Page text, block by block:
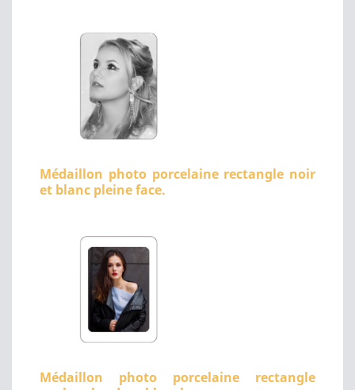
Médaillon photo porcelaine rectangle noir
et blanc pleine face.
Médaillon photo porcelaine rectangle